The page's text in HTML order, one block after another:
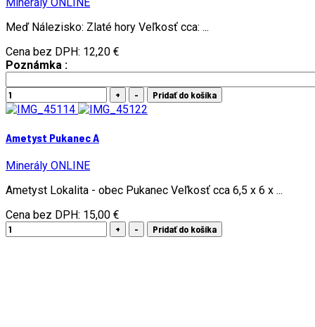
Meď Nálezisko: Zlaté hory Veľkosť cca: ...
Cena bez DPH: 12,20 €
Poznámka :
Ametyst Pukanec A
Minerály ONLINE
Ametyst Lokalita - obec Pukanec Veľkosť cca 6,5 x 6 x ...
Cena bez DPH: 15,00 €